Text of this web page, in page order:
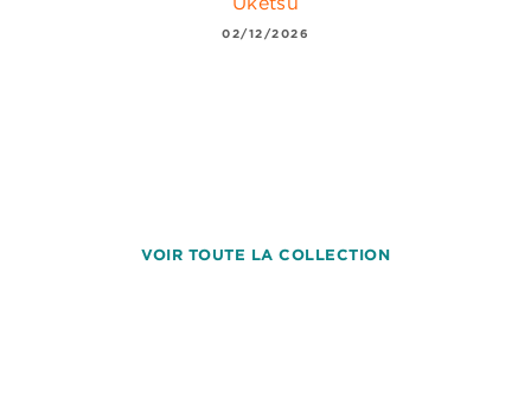
02/12/2026
VOIR TOUTE LA COLLECTION